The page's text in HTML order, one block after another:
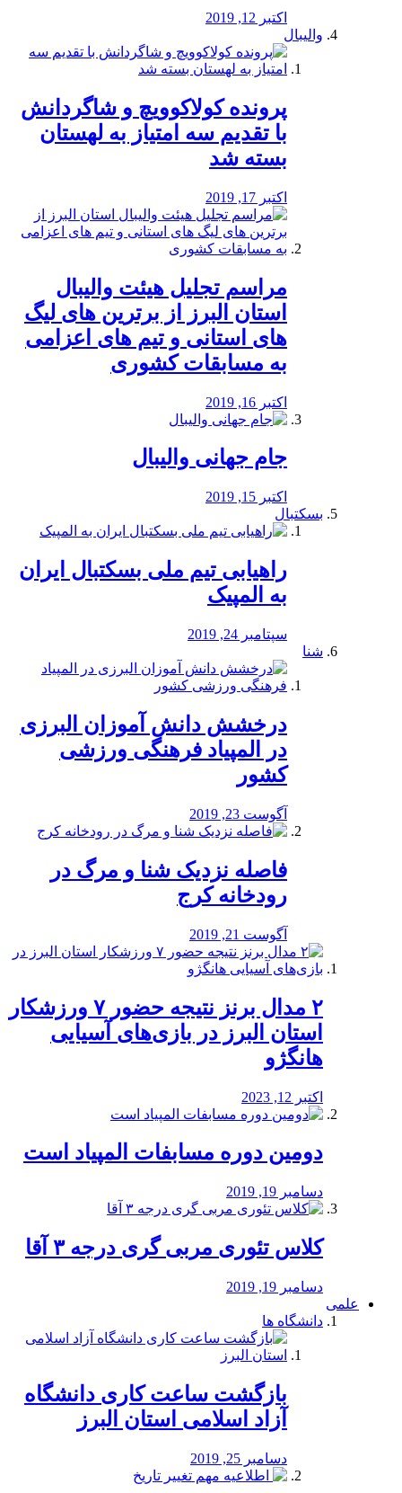
اکتبر 12, 2019
والیبال
پرونده کولاکوویچ و شاگردانش
با تقدیم سه امتیاز به لهستان
بسته شد
اکتبر 17, 2019
مراسم تجلیل هیئت والیبال
استان البرز از برترین های لیگ
های استانی و تیم های اعزامی
به مسابقات کشوری
اکتبر 16, 2019
جام جهانی والیبال
اکتبر 15, 2019
بسکتبال
راهیابی تیم ملی بسکتبال ایران
به المپیک
سپتامبر 24, 2019
شنا
درخشش دانش آموزان البرزی
در المپیاد فرهنگی ورزشی
کشور
آگوست 23, 2019
️فاصله نزدیک شنا و مرگ در
رودخانه کرج
آگوست 21, 2019
۲ مدال برنز نتیجه حضور ۷ ورزشکار
استان البرز در بازی‌های آسیایی
هانگژو
اکتبر 12, 2023
دومین دوره مسابفات المپیاد است
دسامبر 19, 2019
کلاس تئوری مربی گری درجه ۳ آقا
دسامبر 19, 2019
علمی
دانشگاه ها
بازگشت ساعت کاری دانشگاه
آزاد اسلامی استان البرز
دسامبر 25, 2019